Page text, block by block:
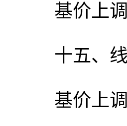
基价上
十五、
基价上